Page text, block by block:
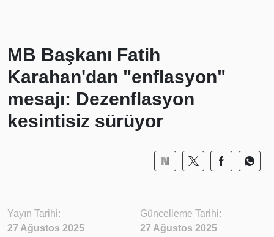
MB Başkanı Fatih
Karahan'dan "enflasyon"
mesajı: Dezenflasyon
kesintisiz sürüyor
Yayın Tarihi:
27 Ağustos 2025
Güncelleme Tarihi:
27 Ağustos 2025